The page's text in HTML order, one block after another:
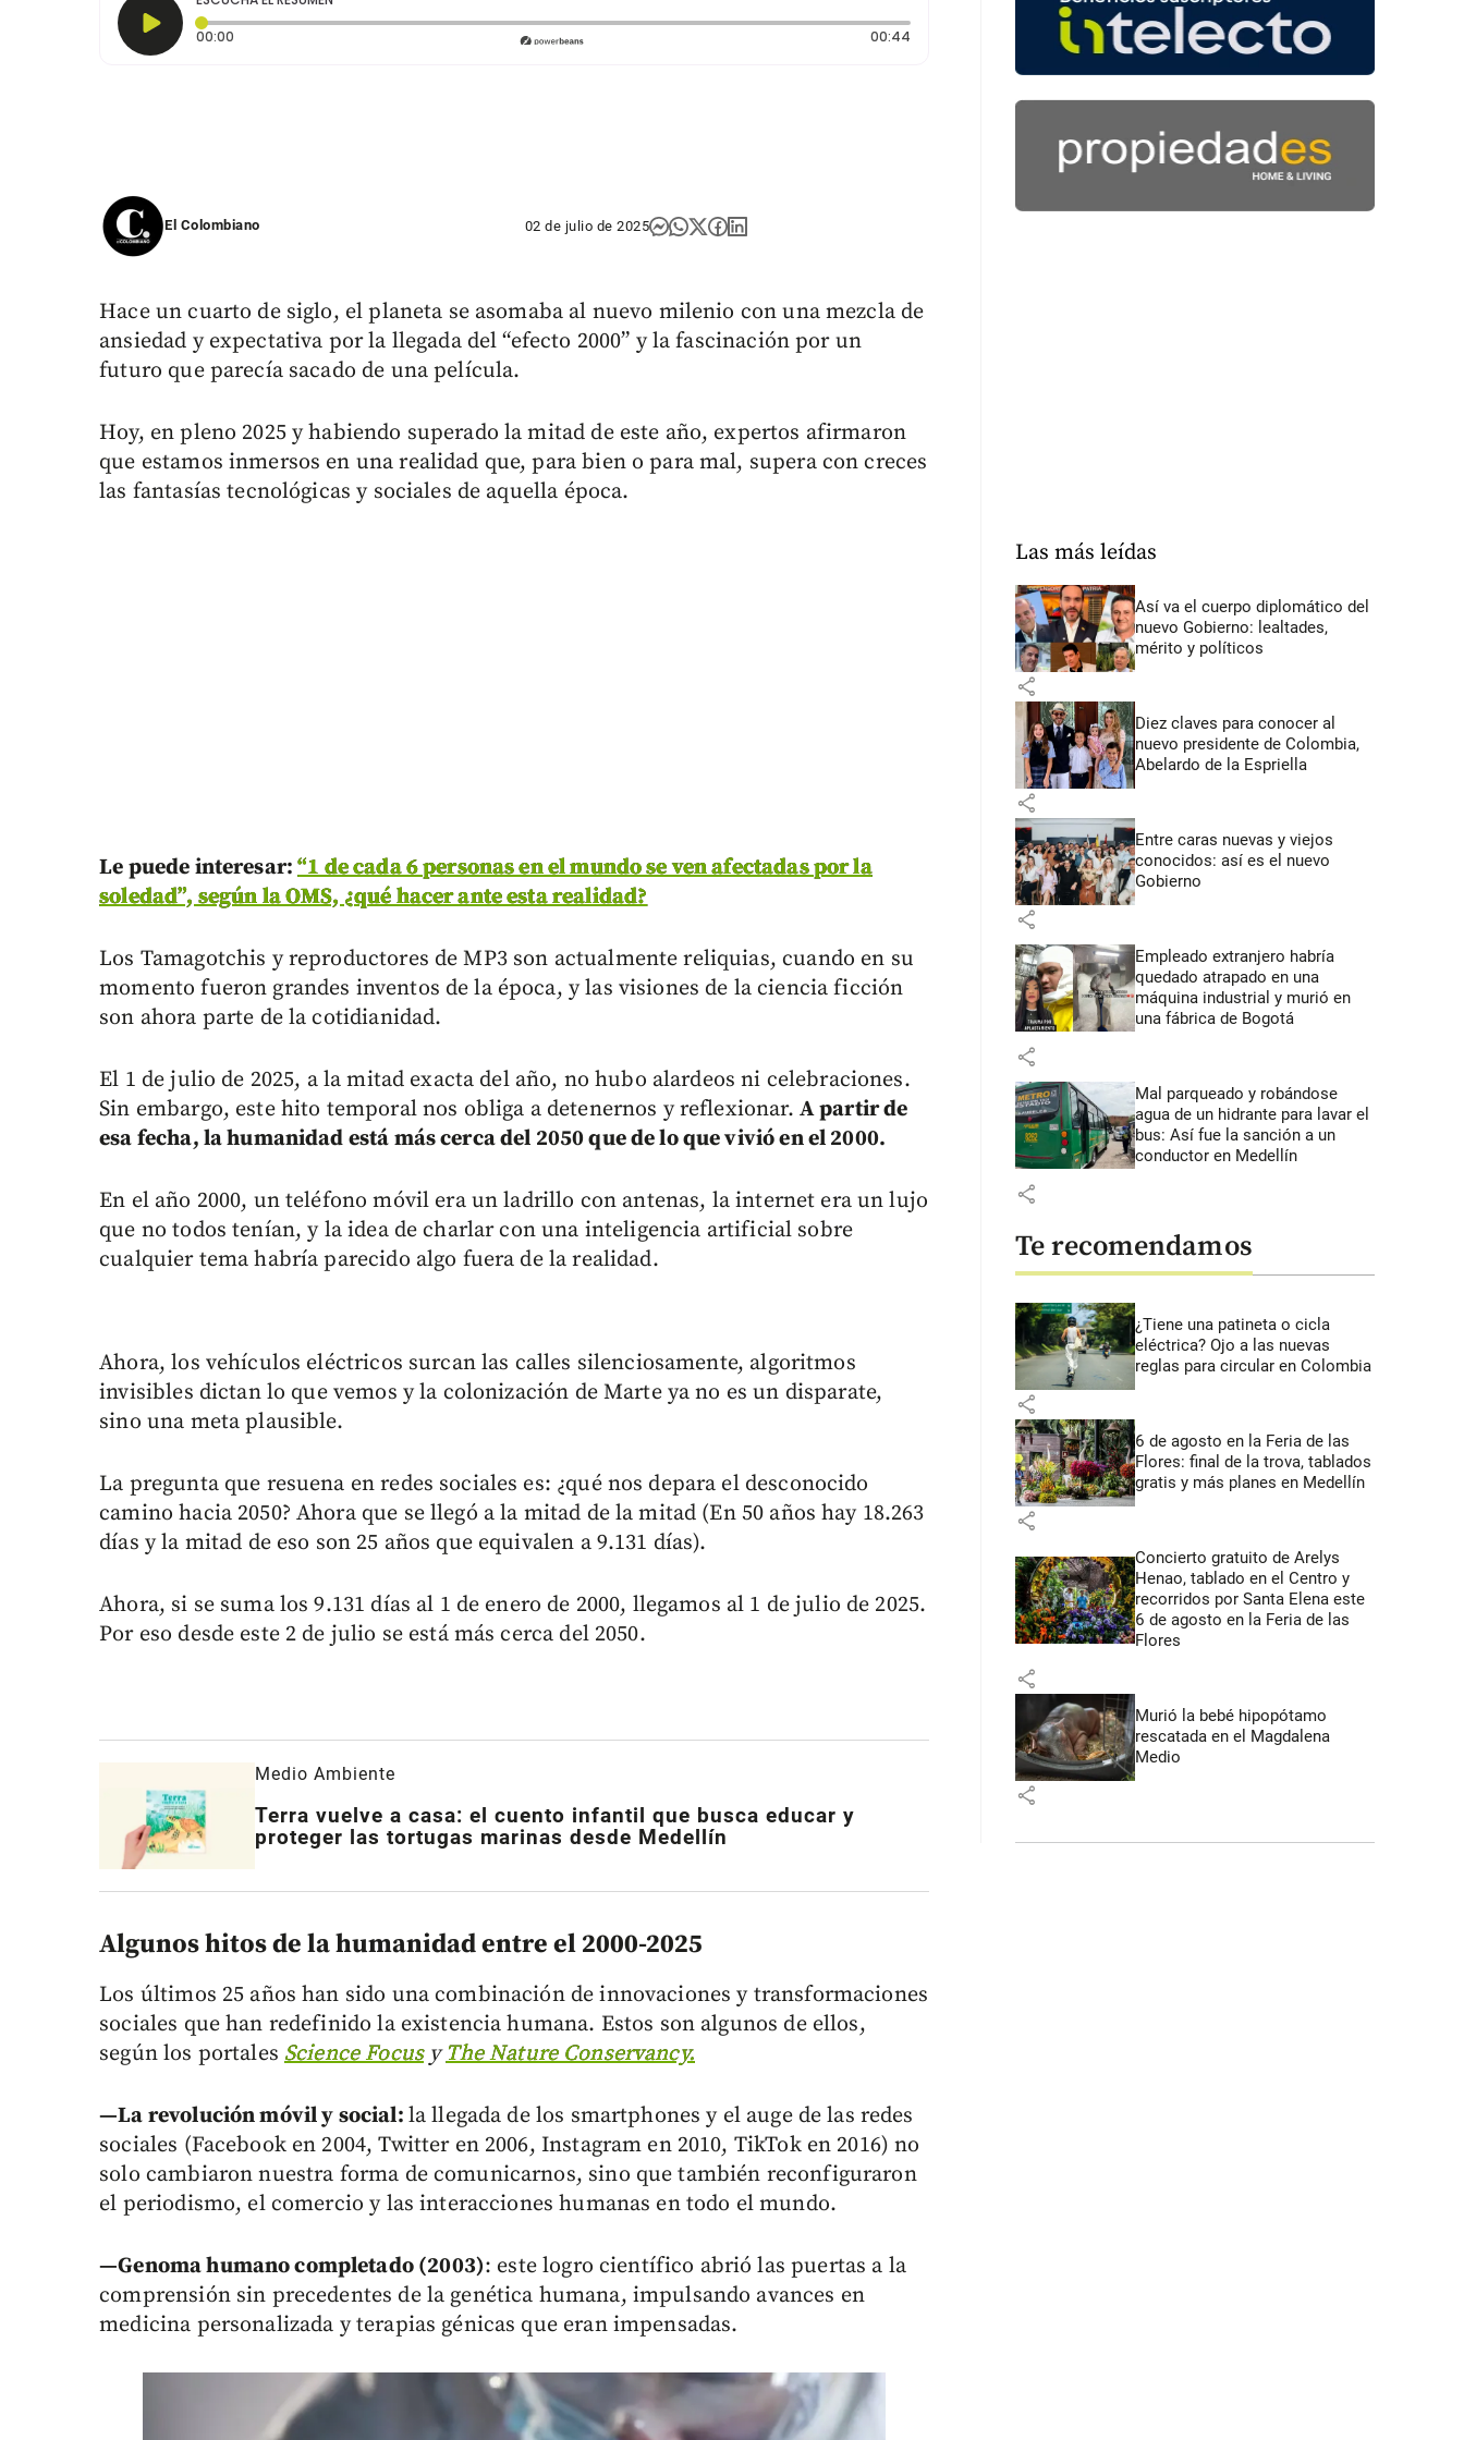
00:00
00:44Duración: 44 segundos
El Colombiano 02 de julio de 2025
Hace un cuarto de siglo, el planeta se asomaba al nuevo milenio con una mezcla de
ansiedad y expectativa por la llegada del “efecto 2000” y la fascinación por un
futuro que parecía sacado de una película.
Hoy, en pleno 2025 y habiendo superado la mitad de este año, expertos afirmaron
que estamos inmersos en una realidad que, para bien o para mal, supera con creces
las fantasías tecnológicas y sociales de aquella época.
Le puede interesar:“1 de cada 6 personas en el mundo se ven afectadas por la
soledad”, según la OMS, ¿qué hacer ante esta realidad?
Los Tamagotchis y reproductores de MP3 son actualmente reliquias, cuando en su
momento fueron grandes inventos de la época, y las visiones de la ciencia ficción
son ahora parte de la cotidianidad.
El 1 de julio de 2025, a la mitad exacta del año, no hubo alardeos ni celebraciones.
Sin embargo, este hito temporal nos obliga a detenernos y reflexionar. A partir de
esa fecha, la humanidad está más cerca del 2050 que de lo que vivió en el 2000.
En el año 2000, un teléfono móvil era un ladrillo con antenas, la internet era un lujo
que no todos tenían, y la idea de charlar con una inteligencia artificial sobre
cualquier tema habría parecido algo fuera de la realidad.
Ahora, los vehículos eléctricos surcan las calles silenciosamente, algoritmos
invisibles dictan lo que vemos y la colonización de Marte ya no es un disparate,
sino una meta plausible.
La pregunta que resuena en redes sociales es: ¿qué nos depara el desconocido
camino hacia 2050? Ahora que se llegó a la mitad de la mitad (En 50 años hay 18.263
días y la mitad de eso son 25 años que equivalen a 9.131 días).
Ahora, si se suma los 9.131 días al 1 de enero de 2000, llegamos al 1 de julio de 2025.
Por eso desde este 2 de julio se está más cerca del 2050.
Medio Ambiente
Terra vuelve a casa: el cuento infantil que busca educar y
proteger las tortugas marinas desde Medellín
Algunos hitos de la humanidad entre el 2000-2025
Los últimos 25 años han sido una combinación de innovaciones y transformaciones
sociales que han redefinido la existencia humana. Estos son algunos de ellos,
según los portalesScience FocusyThe Nature Conservancy.
—La revolución móvil y social: la llegada de los smartphones y el auge de las redes
sociales (Facebook en 2004, Twitter en 2006, Instagram en 2010, TikTok en 2016) no
solo cambiaron nuestra forma de comunicarnos, sino que también reconfiguraron
el periodismo, el comercio y las interacciones humanas en todo el mundo.
—Genoma humano completado (2003): este logro científico abrió las puertas a la
comprensión sin precedentes de la genética humana, impulsando avances en
medicina personalizada y terapias génicas que eran impensadas.
Las más leídas
Así va el cuerpo diplomático del
nuevo Gobierno: lealtades,
mérito y políticos
share
Diez claves para conocer al
nuevo presidente de Colombia,
Abelardo de la Espriella
share
Entre caras nuevas y viejos
conocidos: así es el nuevo
Gobierno
share
Empleado extranjero habría
quedado atrapado en una
máquina industrial y murió en
una fábrica de Bogotá
share
Mal parqueado y robándose
agua de un hidrante para lavar el
bus: Así fue la sanción a un
conductor en Medellín
share
Te recomendamos
¿Tiene una patineta o cicla
eléctrica? Ojo a las nuevas
reglas para circular en Colombia
share
6 de agosto en la Feria de las
Flores: final de la trova, tablados
gratis y más planes en Medellín
share
Concierto gratuito de Arelys
Henao, tablado en el Centro y
recorridos por Santa Elena este
6 de agosto en la Feria de las
Flores
share
Murió la bebé hipopótamo
rescatada en el Magdalena
Medio
share